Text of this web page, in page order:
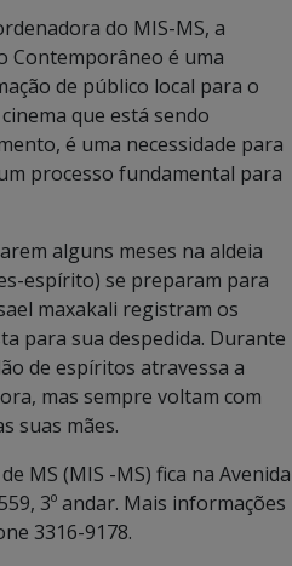
do MIS-MS, a
Contemporâneo é uma
de público local para o
que está sendo
é uma necessidade para
processo fundamental para
alguns meses na aldeia
espírito) se preparam para
maxakali registram os
para sua despedida. Durante
de espíritos atravessa a
mas sempre voltam com
suas mães.
MS (MIS -MS) fica na Avenida
3º andar. Mais informações
3316-9178.